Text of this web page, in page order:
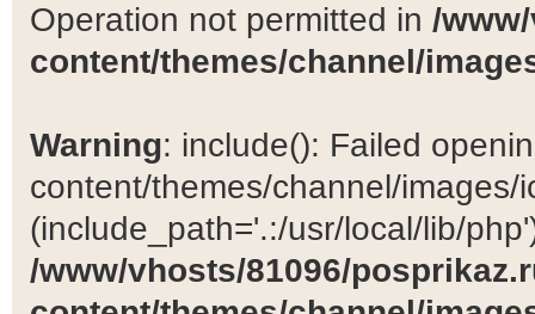
Operation not permitted in /
content/themes/channel/
Warning: include(): Failed
content/themes/channel/images/
(include_path='.:/usr/local/lib/
/www/vhosts/81096/